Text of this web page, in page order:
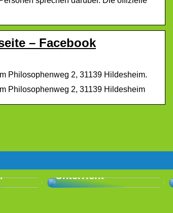
– Facebook
Philosophenweg 2, 31139 Hildesheim.
Philosophenweg 2, 31139 Hildesheim
Unterricht